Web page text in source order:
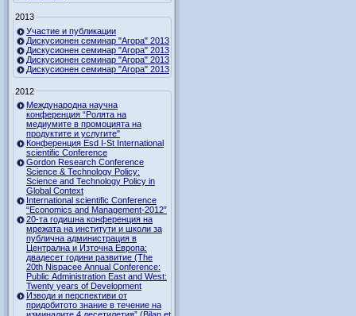
2013
Участие и публикации
Дискусионен семинар "Агора" 2013
Дискусионен семинар "Агора" 2013
Дискусионен семинар "Агора" 2013
Дискусионен семинар "Агора" 2013
2012
Международна научна
конференция “Ролята на
медиумите в промоцията на
продуктите и услугите"
Конференция Esd I-St International
scientific Conference
Gordon Research Сonference
Science & Technology Policy:
Science and Technology Policy in
Global Context
International scientific Conference
“Economics and Management-2012”
20-та годишна конференция на
мрежата на институти и школи за
публична администрация в
Централна и Източна Европа:
двадесет години развитие (The
20th Nispacee Annual Conference:
Public Administration East and West:
Twenty years of Development
Изводи и перспективи от
придобитото знание в течение на